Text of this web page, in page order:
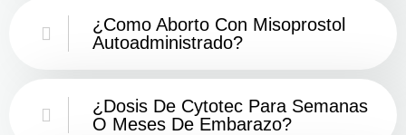
¿Como Aborto Con Misoprostol
Autoadministrado?
¿Dosis De Cytotec Para Semanas
O Meses De Embarazo?